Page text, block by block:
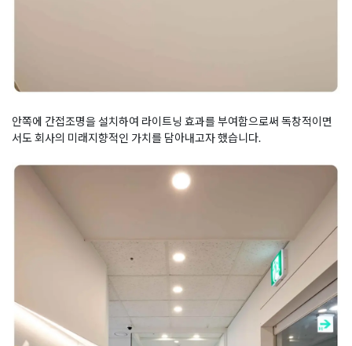
안쪽에 간접조명을 설치하여 라이트닝 효과를 부여함으로써 독창적이면
서도 회사의 미래지향적인 가치를 담아내고자 했습니다.